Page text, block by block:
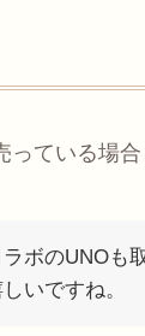
ている場合
ボのUNOも
いですね。